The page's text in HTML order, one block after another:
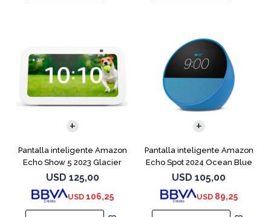
Pantalla inteligente Amazon
Echo Show 5 2023 Glacier
White
USD 125,00
USD 106,25
Pantalla inteligente Amazon
Echo Spot 2024 Ocean Blue
USD 105,00
USD 89,25